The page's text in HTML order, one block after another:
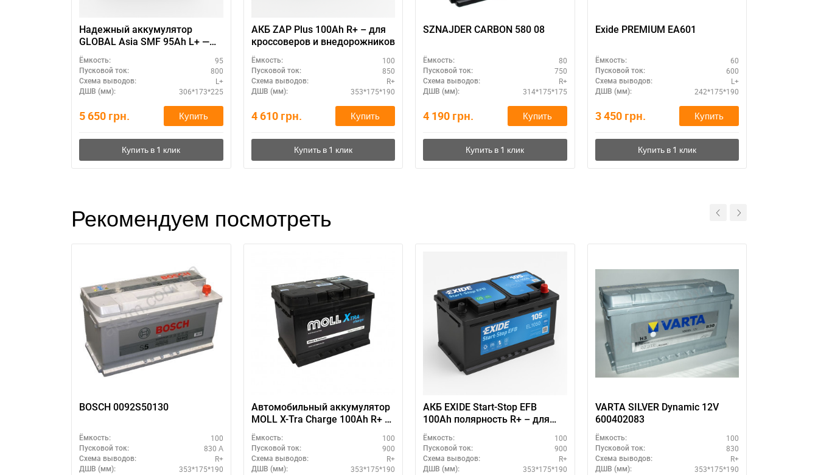
Надежный аккумулятор
GLOBAL Asia SMF 95Ah L+ —
для легкового авто
Ёмкость: 95
Пусковой ток: 800
Схема выводов: L+
ДШВ (мм): 306*173*225
5 650 грн. Купить
АКБ ZAP Plus 100Ah R+ – для
кроссоверов и внедорожников
Ёмкость: 100
Пусковой ток: 850
Схема выводов: R+
ДШВ (мм): 353*175*190
4 610 грн. Купить
SZNAJDER CARBON 580 08
Ёмкость: 80
Пусковой ток: 750
Схема выводов: R+
ДШВ (мм): 314*175*175
4 190 грн. Купить
Exide PREMIUM EA601
Ёмкость: 60
Пусковой ток: 600
Схема выводов: L+
ДШВ (мм): 242*175*190
3 450 грн. Купить
Рекомендуем посмотреть
BOSCH 0092S50130
Ёмкость: 100
Пусковой ток: 830 А
Схема выводов: R+
ДШВ (мм): 353*175*190
Автомобильный аккумулятор
MOLL X-Tra Charge 100Ah R+ –
для внедорожников
Ёмкость: 100
Пусковой ток: 900
Схема выводов: R+
ДШВ (мм): 353*175*190
АКБ EXIDE Start-Stop EFB
100Ah полярность R+ – для
систем старт-стоп
Ёмкость: 100
Пусковой ток: 900
Схема выводов: R+
ДШВ (мм): 353*175*190
VARTA SILVER Dynamic 12V
600402083
Ёмкость: 100
Пусковой ток: 830
Схема выводов: R+
ДШВ (мм): 353*175*190